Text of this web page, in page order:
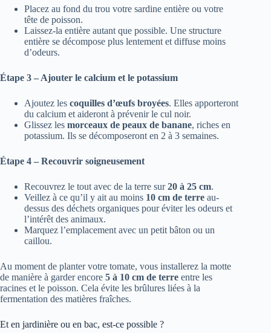
Placez au fond du trou votre sardine entière ou votre
tête de poisson.
Laissez-la entière autant que possible. Une structure
entière se décompose plus lentement et diffuse moins
d’odeurs.
Étape 3 – Ajouter le calcium et le potassium
Ajoutez les coquilles d’œufs broyées. Elles apporteront
du calcium et aideront à prévenir le cul noir.
Glissez les morceaux de peaux de banane, riches en
potassium. Ils se décomposeront en 2 à 3 semaines.
Étape 4 – Recouvrir soigneusement
Recouvrez le tout avec de la terre sur20 à 25 cm.
Veillez à ce qu’il y ait au moins 10 cm de terre au-
dessus des déchets organiques pour éviter les odeurs et
l’intérêt des animaux.
Marquez l’emplacement avec un petit bâton ou un
caillou.
Au moment de planter votre tomate, vous installerez la motte
de manière à garder encore 5 à 10 cm de terre entre les
racines et le poisson. Cela évite les brûlures liées à la
fermentation des matières fraîches.
Et en jardinière ou en bac, est-ce possible ?